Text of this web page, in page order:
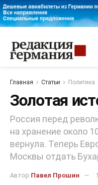
Главная Статьи Политика
Золотая
Россия перед
на хранение около
вернула. Теперь
Москвы отдать
Автор Павел Прошин